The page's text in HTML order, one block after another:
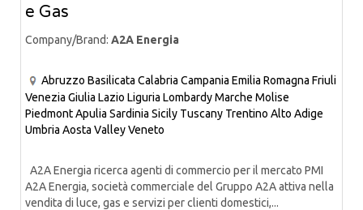
e Gas
Company/Brand: A2A Energia
Abruzzo Basilicata Calabria Campania Emilia Romagna Friuli
Venezia Giulia Lazio Liguria LombardyMarche Molise
PiedmontApulia Sardinia Sicily Tuscany Trentino Alto Adige
Umbria Aosta ValleyVeneto
A2A Energia ricerca agenti di commercio per il mercato PMI
A2A Energia, società commerciale del Gruppo A2A attiva nella
vendita di luce, gas e servizi per clienti domestici,...